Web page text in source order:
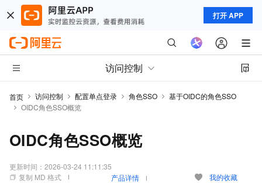
打开 APP
访问控制
首页 访问控制 配置单点登录 角色SSO
基于OIDC的角色SSO
OIDC角色SSO概览
OIDC角色SSO概览
更新时间： 2026-03-24 11:11:35
复制 MD 格式
产品详情 我的收藏